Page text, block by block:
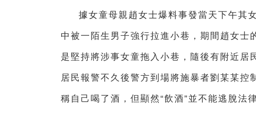
據女童母親趙女士爆料事發當天下午其
中被一陌生男子強行拉進小巷，期間趙女士
是堅持將涉事女童拖入小巷，隨後有附近居
居民報警不久後警方到場將施暴者劉某某控
稱自己喝了酒，但顯然“飲酒”並不能逃脫法